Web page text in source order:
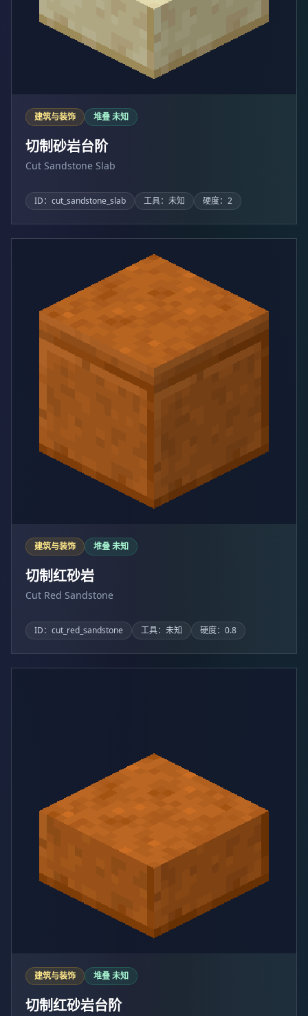
建筑与装饰 堆叠 未知
切制砂岩台阶
Cut Sandstone Slab
ID：cut_sandstone_slab 工具：未知 硬度：2
建筑与装饰 堆叠 未知
切制红砂岩
Cut Red Sandstone
ID：cut_red_sandstone 工具：未知 硬度：0.8
建筑与装饰 堆叠 未知
切制红砂岩台阶